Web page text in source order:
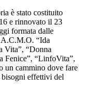
è stato costituito
e rinnovato il 23
formata dalle
A.C.M.O. “Ida
Vita”, “Donna
Fenice”, “LinfoVita”,
un cammino dove fare
bisogni effettivi del